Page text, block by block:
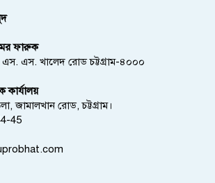
ফারুক
এস. এস. খালেদ রোড চট্টগ্রাম-৪০০০
কার্যালয়
জামালখান রোড, চট্টগ্রাম।
45